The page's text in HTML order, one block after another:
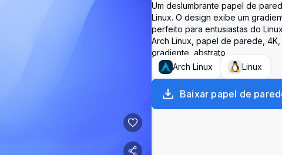
Um deslumbrante papel de
Linux. O design exibe um
perfeito para entusiastas do
Arch Linux, papel de parede, 4K,
gradiente, abstrato
Arch Linux
Linux
Baixar papel de